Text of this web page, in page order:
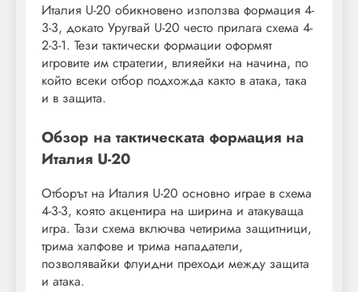
Италия U-20 обикновено използва формация 4-
3-3, докато Уругвай U-20 често прилага схема 4-
2-3-1. Тези тактически формации оформят
игровите им стратегии, влияейки на начина, по
който всеки отбор подхожда както в атака, така
и в защита.
Обзор на тактическата формация на
Италия U-20
Отборът на Италия U-20 основно играе в схема
4-3-3, която акцентира на ширина и атакуваща
игра. Тази схема включва четирима защитници,
трима халфове и трима нападатели,
позволявайки флуидни преходи между защита
и атака.